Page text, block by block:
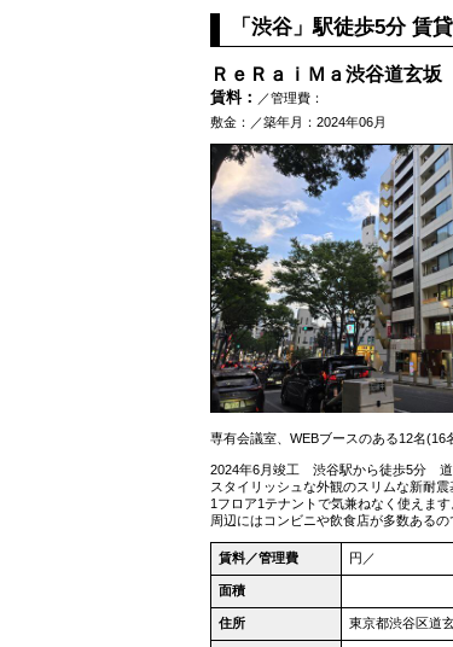
「渋谷」駅徒歩5分 賃
ＲｅＲａｉＭａ渋谷道玄坂
賃料：
／管理費：
敷金：／築年月：2024年06月
専有会議室、WEBブースのある12名(16
2024年6月竣工 渋谷駅から徒歩5分 道
スタイリッシュな外観のスリムな新耐震
1フロア1テナントで気兼ねなく使えます
周辺にはコンビニや飲食店が多数ある
賃料／管理費 円／
面積
住所 東京都渋谷区道